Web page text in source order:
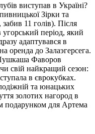
виступав в Україні?
Зірки та
забив 11 голів). Після
угорський період, який
адаптувався в
оренда до Залаэгерсега.
Фаворов
свій найкращий сезон:
в єврокубках.
та юнацьких
золотих нагород в
подарунком для Артема